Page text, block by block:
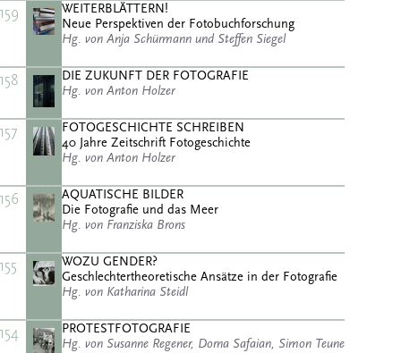
159
WEITERBLÄTTERN!
Neue Perspektiven der Fotobuchforschung
Hg. von Anja Schürmann und Steffen Siegel
158
DIE ZUKUNFT DER FOTOGRAFIE
Hg. von Anton Holzer
157
FOTOGESCHICHTE SCHREIBEN
40 Jahre Zeitschrift Fotogeschichte
Hg. von Anton Holzer
156
AQUATISCHE BILDER
Die Fotografie und das Meer
Hg. von Franziska Brons
155
WOZU GENDER?
Geschlechtertheoretische Ansätze in der Fotografie
Hg. von Katharina Steidl
154
PROTESTFOTOGRAFIE
Hg. von Susanne Regener, Dorna Safaian, Simon Teune